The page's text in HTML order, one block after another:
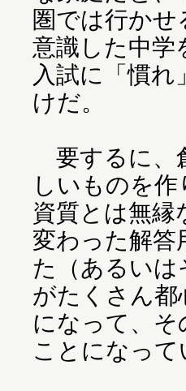
圏では行か
意識した中学
入試に「慣
けだ。
要するに、
しいものを
資質とは無縁
変わった解答
た（あるい
がたくさん都
になって、
ことになっ